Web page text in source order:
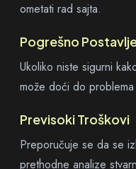
ometati rad sajta.
Pogrešno
Ukoliko niste sigurni
može doći do
Previsoki Troškovi
Preporučuje se da se
prethodne analize